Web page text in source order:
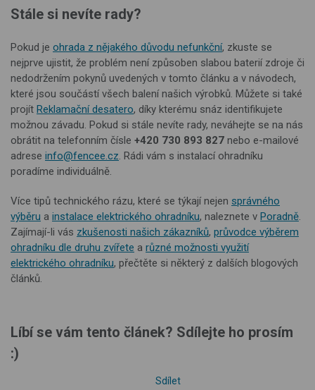
Stále si nevíte rady?
Pokud je ohrada z nějakého důvodu nefunkční, zkuste se
nejprve ujistit, že problém není způsoben slabou baterií zdroje či
nedodržením pokynů uvedených v tomto článku a v návodech,
které jsou součástí všech balení našich výrobků. Můžete si také
projít Reklamační desatero, díky kterému snáz identifikujete
možnou závadu. Pokud si stále nevíte rady, neváhejte se na nás
obrátit na telefonním čísle +420 730 893 827 nebo e-mailové
adrese info@fencee.cz. Rádi vám s instalací ohradníku
poradíme individuálně.
Více tipů technického rázu, které se týkají nejen správného
výběru a instalace elektrického ohradníku, naleznete v Poradně.
Zajímají-li vás zkušenosti našich zákazníků, průvodce výběrem
ohradníku dle druhu zvířete a různé možnosti využití
elektrického ohradníku, přečtěte si některý z dalších blogových
článků.
Líbí se vám tento článek? Sdílejte ho prosím
:)
Sdílet